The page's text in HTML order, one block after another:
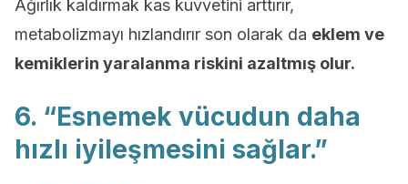
Ağırlık kaldırmak kas kuvvetini arttırır,
metabolizmayı hızlandırır son olarak da eklem ve
kemiklerin yaralanma riskini azaltmış olur.
6. “Esnemek vücudun daha
hızlı iyileşmesini sağlar.”